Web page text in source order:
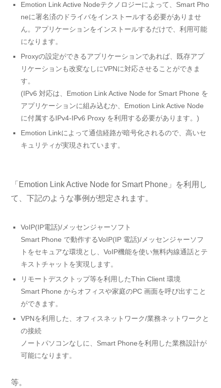
Emotion Link Active Nodeテクノロジーによって、Smart Pho
neに署名済のドライバをインストールする必要がありませ
ん。アプリケーションをインストールするだけで、利用可能
になります。
Proxyの設定ができるアプリケーションであれば、既存アプ
リケーションも改変なしにVPNに対応させることができま
す。
(IPv6 対応は、Emotion Link Active Node for Smart Phone を
アプリケーションに組み込むか、Emotion Link Active Node
に付属するIPv4-IPv6 Proxy を利用する必要があります。)
Emotion Linkによって通信経路が暗号化されるので、高いセ
キュリティが実現されています。
「Emotion Link Active Node for Smart Phone」を利用し
て、下記のような事例が想定されます。
VoIP(IP電話)/メッセンジャーソフト
Smart Phone で動作するVoIP(IP 電話)/メッセンジャーソフ
トをセキュアな環境とし、VoIP機能を使い無料内線通話とテ
キストチャットを実現します。
リモートデスクトップ等を利用したThin Client 環境
Smart Phone からオフィスや家庭のPC 画面を呼び出すこと
ができます。
VPNを利用した、オフィスネットワーク/業務ネットワークと
の接続
ノートパソコンなしに、Smart Phoneを利用した業務設計が
可能になります。
等。